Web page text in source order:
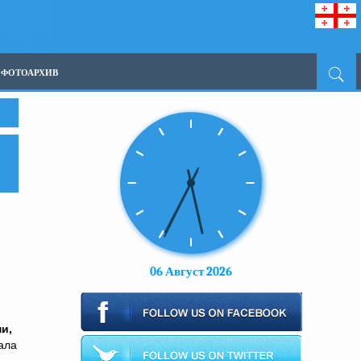
ФОТОАРХИВ
06 Август 2026